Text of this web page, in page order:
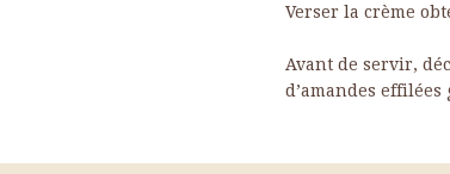
Verser la crème
Avant de servir,
d’amandes effilées